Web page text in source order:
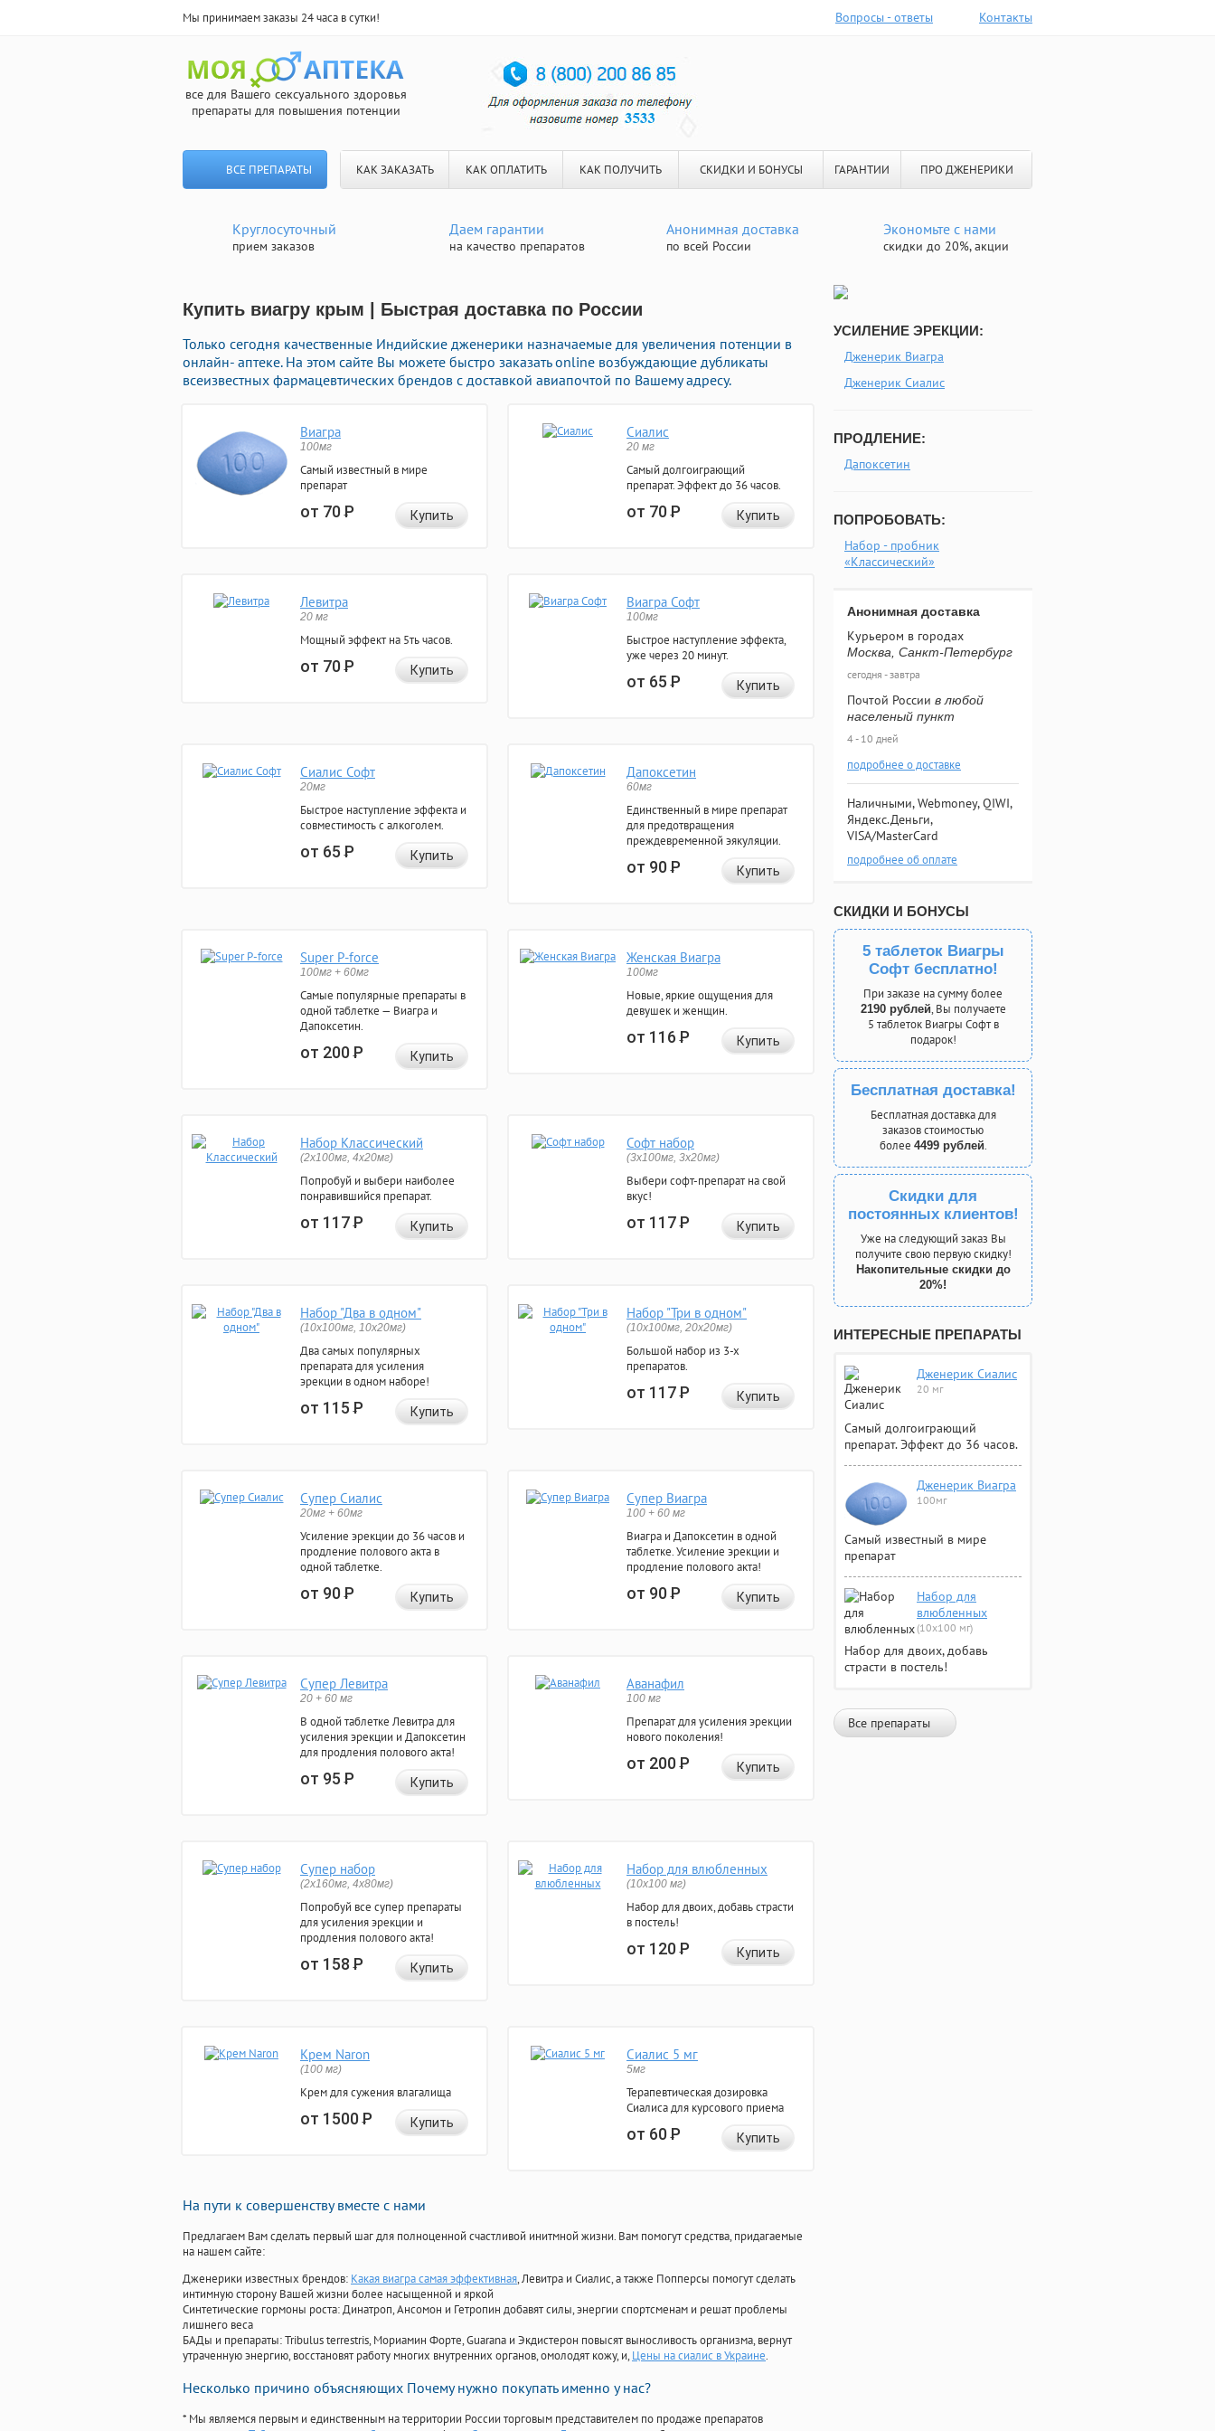
Мы принимаем заказы 24 часа в сутки! Вопросы - ответы Контакты
все для Вашего сексуального здоровья
препараты для повышения потенции
ВСЕ ПРЕПАРАТЫ КАК ЗАКАЗАТЬ КАК ОПЛАТИТЬ КАК ПОЛУЧИТЬ СКИДКИ И БОНУСЫ ГАРАНТИИ ПРО ДЖЕНЕРИКИ
Круглосуточный
прием заказов
Даем гарантии
на качество препаратов
Анонимная доставка
по всей России
Экономьте с нами
скидки до 20%, акции
Купить виагру крым | Быстрая доставка по России
Только сегодня качественные Индийские дженерики назначаемые для увеличения потенции в
онлайн- аптеке. На этом сайте Вы можете быстро заказать online возбуждающие дубликаты
всеизвестных фармацевтических брендов с доставкой авиапочтой по Вашему адресу.
Виагра
100мг
Самый известный в мире
препарат
от 70Р Купить
Сиалис
20 мг
Самый долгоиграющий
препарат. Эффект до 36 часов.
от 70Р Купить
Левитра
20 мг
Мощный эффект на 5ть часов.
от 70Р Купить
Виагра Софт
100мг
Быстрое наступление эффекта,
уже через 20 минут.
от 65Р Купить
Сиалис Софт
20мг
Быстрое наступление эффекта и
совместимость с алкоголем.
от 65Р Купить
Дапоксетин
60мг
Единственный в мире препарат
для предотвращения
преждевременной эякуляции.
от 90Р Купить
Super P-force
100мг + 60мг
Самые популярные препараты в
одной таблетке — Виагра и
Дапоксетин.
от 200Р Купить
Женская Виагра
100мг
Новые, яркие ощущения для
девушек и женщин.
от 116Р Купить
Набор Классический
(2x100мг, 4x20мг)
Попробуй и выбери наиболее
понравившийся препарат.
от 117Р Купить
Софт набор
(3x100мг, 3x20мг)
Выбери софт-препарат на свой
вкус!
от 117Р Купить
Набор "Два в одном"
(10x100мг, 10x20мг)
Два самых популярных
препарата для усиления
эрекции в одном наборе!
от 115Р Купить
Набор "Три в одном"
(10x100мг, 20x20мг)
Большой набор из 3-х
препаратов.
от 117Р Купить
Супер Сиалис
20мг + 60мг
Усиление эрекции до 36 часов и
продление полового акта в
одной таблетке.
от 90Р Купить
Супер Виагра
100 + 60 мг
Виагра и Дапоксетин в одной
таблетке. Усиление эрекции и
продление полового акта!
от 90Р Купить
Супер Левитра
20 + 60 мг
В одной таблетке Левитра для
усиления эрекции и Дапоксетин
для продления полового акта!
от 95Р Купить
Аванафил
100 мг
Препарат для усиления эрекции
нового поколения!
от 200Р Купить
Супер набор
(2х160мг, 4х80мг)
Попробуй все супер препараты
для усиления эрекции и
продления полового акта!
от 158Р Купить
Набор для влюбленных
(10х100 мг)
Набор для двоих, добавь страсти
в постель!
от 120Р Купить
Крем Naron
(100 мг)
Крем для сужения влагалища
от 1500Р Купить
Сиалис 5 мг
5мг
Терапевтическая дозировка
Сиалиса для курсового приема
от 60Р Купить
На пути к совершенству вместе с нами
Предлагаем Вам сделать первый шаг для полноценной счастливой инитмной жизни. Вам помогут средства, придагаемые
на нашем сайте:
Дженерики известных брендов: Какая виагра самая эффективная, Левитра и Сиалис, а также Попперсы помогут сделать
интимную сторону Вашей жизни более насыщенной и яркой
Синтетические гормоны роста: Динатроп, Ансомон и Гетропин добавят силы, энергии спортсменам и решат проблемы
лишнего веса
БАДы и препараты:Tribulus terrestris, Мориамин Форте, Guarana и Экдистерон повысят выносливость организма, вернут
утраченную энергию, восстановят работу многих внутренних органов, омолодят кожу, и, Цены на сиалис в Украине.
Несколько причино объясняющих Почему нужно покупать именно у нас?
* Мы являемся первым и единственным на территории России торговым представителем по продаже препаратов
УСИЛЕНИЕ ЭРЕКЦИИ:
Дженерик Виагра
Дженерик Сиалис
ПРОДЛЕНИЕ:
Дапоксетин
ПОПРОБОВАТЬ:
Набор - пробник
«Классический»
Анонимная доставка
Курьером в городах
Москва, Санкт-Петербург
сегодня - завтра
Почтой России в любой
населеный пункт
4 - 10 дней
подробнее о доставке
Наличными, Webmoney, QIWI,
Яндекс.Деньги,
VISA/MasterCard
подробнее об оплате
СКИДКИ И БОНУСЫ
5 таблеток Виагры
Софт бесплатно!
При заказе на сумму более
2190 рублей, Вы получаете
5 таблеток Виагры Софт в
подарок!
Бесплатная доставка!
Бесплатная доставка для
заказов стоимостью
более 4499 рублей.
Скидки для
постоянных клиентов!
Уже на следующий заказ Вы
получите свою первую скидку!
Накопительные скидки до
20%!
ИНТЕРЕСНЫЕ ПРЕПАРАТЫ
Дженерик Сиалис
20 мг
Самый долгоиграющий
препарат. Эффект до 36 часов.
Дженерик Виагра
100мг
Самый известный в мире
препарат
Набор для
влюбленных
(10х100 мг)
Набор для двоих, добавь
страсти в постель!
Все препараты